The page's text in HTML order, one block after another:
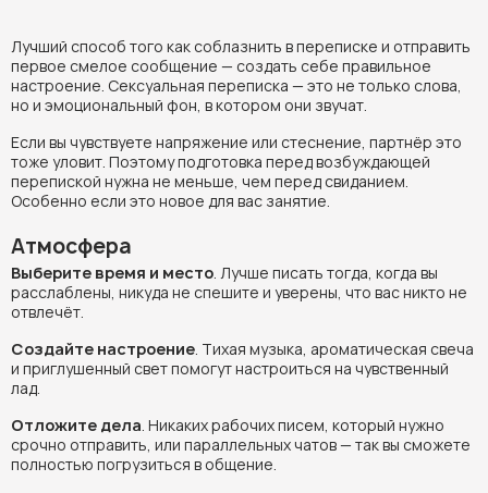
Лучший способ того как соблазнить в переписке и отправить
первое смелое сообщение — создать себе правильное
настроение. Сексуальная переписка — это не только слова,
но и эмоциональный фон, в котором они звучат.
Если вы чувствуете напряжение или стеснение, партнёр это
тоже уловит. Поэтому подготовка перед возбуждающей
перепиской нужна не меньше, чем перед свиданием.
Особенно если это новое для вас занятие.
Атмосфера
Выберите время и место . Лучше писать тогда, когда вы
расслаблены, никуда не спешите и уверены, что вас никто не
отвлечёт.
Создайте настроение . Тихая музыка, ароматическая свеча
и приглушенный свет помогут настроиться на чувственный
лад.
Отложите дела . Никаких рабочих писем, который нужно
срочно отправить, или параллельных чатов — так вы сможете
полностью погрузиться в общение.